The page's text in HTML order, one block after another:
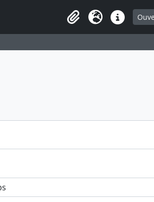
Presse-papier
LangueLiens